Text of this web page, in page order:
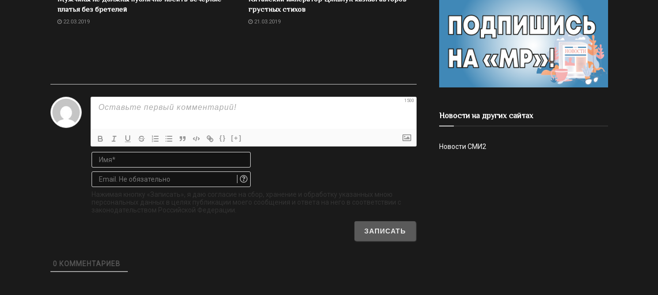
платья без бретелей
22.03.2019
грустных стихов
21.03.2019
1500
{} [+]
Имя*
Email.
обязательно
Нажимая кнопку «Записать», я даю согласие на сбор, хранение и обработку указанных мною
персональных данных в целях публикации моего сообщения и ответа на него в соответствии с
законодательством Российской Федерации.
0 КОММЕНТАРИЕВ
Новости на других сайтах
Новости СМИ2